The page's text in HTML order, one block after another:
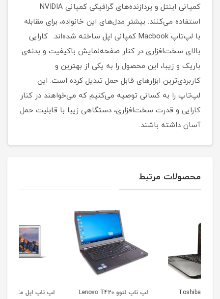
استفاده می‌کنند. بیشتر مدل‌های این خانواده، برای مقابله
با لپ‌تاپ‌ Macbook‌ کمپانی اپل ساخته شده‌اند. کارایی
بالای سخت‌افزاری در کنار صفحه‌نمایش باکیفیت و بدنه‌ی
باریک و زیبا، این محصول را به یکی از بهترین و
کاربردی‌ترین ابزارهای قابل حمل تبدیل کرده است. این
لپ‌تاپ را به کسانی توصیه می‌کنیم که می‌خواهند در کنار
کارایی و قدرت سخت‌افزاری، دستگاهی زیبا با قابلیت حمل
آسان داشته باشند.
محصولات مرتبط
لپ تاپ لنوو Lenovo T420
لپ تاپ اپل مک بوک ایر